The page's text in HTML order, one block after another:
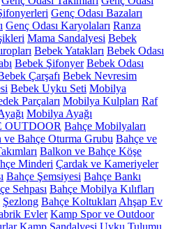
Genç Odası Bazaları
Genç Odası Karyolaları Ranza
Mama Sandalyesi Bebek
Bebek Yatakları Bebek Odası
Bebek Şifonyer Bebek Odası
Çarşafı Bebek Nevresim
Bebek Uyku Seti Mobilya
Parçaları Mobilya Kulpları Raf
Mobilya Ayağı
Bahçe Mobilyaları
ve Bahçe Oturma Grubu Bahçe ve
Balkon ve Bahçe Köşe
Minderi Çardak ve Kameriyeler
Bahçe Şemsiyesi Bahçe Bankı
Sehpası Bahçe Mobilya Kılıfları
Şezlong Bahçe Koltukları Ahşap Ev
Evler Kamp Spor ve Outdoor
Kamp Sandalyesi Uyku Tulumu